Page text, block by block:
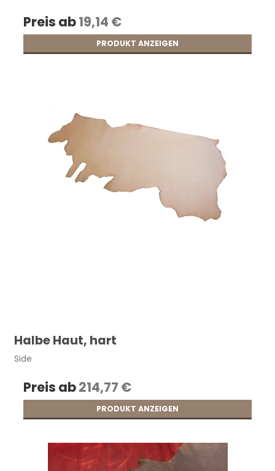
Preis ab19,14 €
PRODUKT ANZEIGEN
Halbe Haut, hart
Side
Preis ab214,77 €
PRODUKT ANZEIGEN